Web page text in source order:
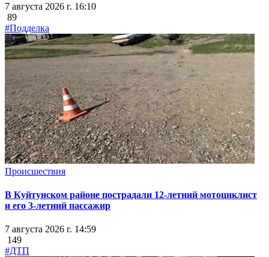
7 августа 2026 г. 16:10
89
#Подделка
Происшествия
В Куйтунском районе пострадали 12-летний мотоциклист
и его 3-летний пассажир
7 августа 2026 г. 14:59
149
#ДТП